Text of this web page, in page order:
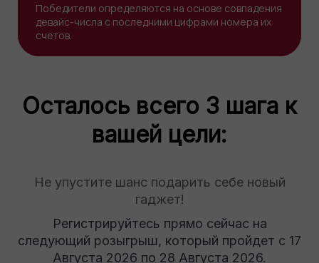
Победители определяются на основе совпадения
девайс-числа с последними цифрами номера их
счетов.
Осталось всего 3 шага к
вашей цели:
Не упустите шанс подарить себе новый
гаджет!
Регистрируйтесь прямо сейчас на
следующий розыгрыш, который пройдет с 17
Августа 2026 по 28 Августа 2026.